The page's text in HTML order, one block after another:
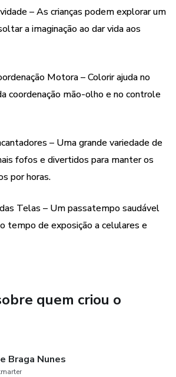
crianças voar alto enquanto elas
com lápis de cor, giz de cera e
de lazer e diversão! 🐻✨
– As crianças podem explorar um
a imaginação ao dar vida aos
Motora – Colorir ajuda no
coordenação mão-olho e no controle
– Uma grande variedade de
fofos e divertidos para manter os
por horas.
Telas – Um passatempo saudável
tempo de exposição a celulares e
quem criou o
Braga Nunes